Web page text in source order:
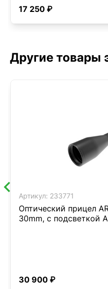
17 250 ₽
Другие товары
Артикул: 233771
Оптический прицел
30mm, с подсветкой
30 900 ₽